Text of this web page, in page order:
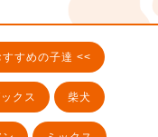
すめの子達 <<
クス 柴犬